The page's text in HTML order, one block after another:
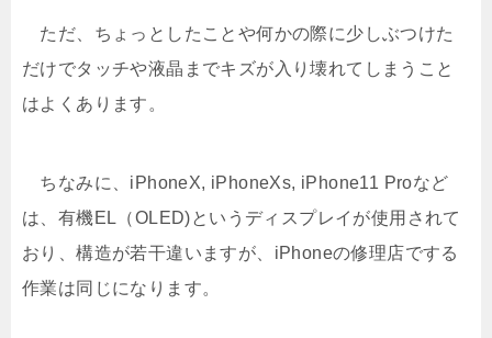
ただ、ちょっとしたことや何かの際に少しぶつけた
だけでタッチや液晶までキズが入り壊れてしまうこと
はよくあります。
ちなみに、iPhoneX, iPhoneXs, iPhone11 Proなど
は、有機EL（OLED)というディスプレイが使用されて
おり、構造が若干違いますが、iPhoneの修理店でする
作業は同じになります。